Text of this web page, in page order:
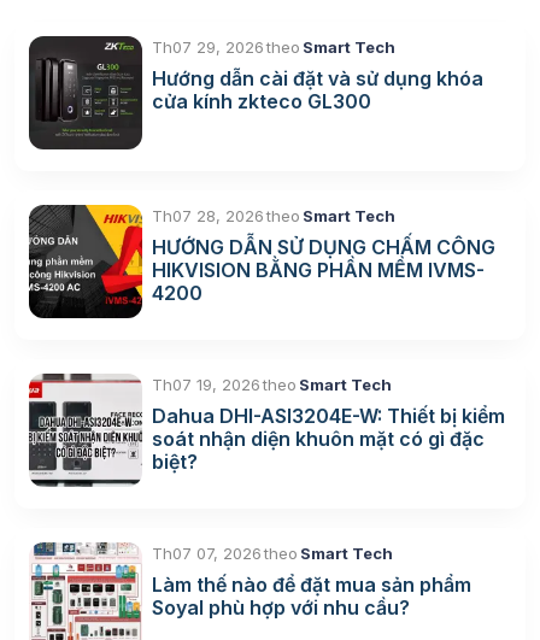
Th07 29, 2026theo Smart Tech
Hướng dẫn cài đặt và sử dụng khóa
cửa kính zkteco GL300
Th07 28, 2026theo Smart Tech
HƯỚNG DẪN SỬ DỤNG CHẤM CÔNG
HIKVISION BẰNG PHẦN MỀM IVMS-
4200
Th07 19, 2026theo Smart Tech
Dahua DHI-ASI3204E-W: Thiết bị kiểm
soát nhận diện khuôn mặt có gì đặc
biệt?
Th07 07, 2026theo Smart Tech
Làm thế nào để đặt mua sản phẩm
Soyal phù hợp với nhu cầu?